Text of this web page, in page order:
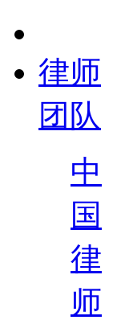
律师
团队
中
国
律
师